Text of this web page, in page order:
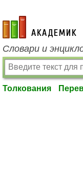
academic.ru
Словари и
Толкования